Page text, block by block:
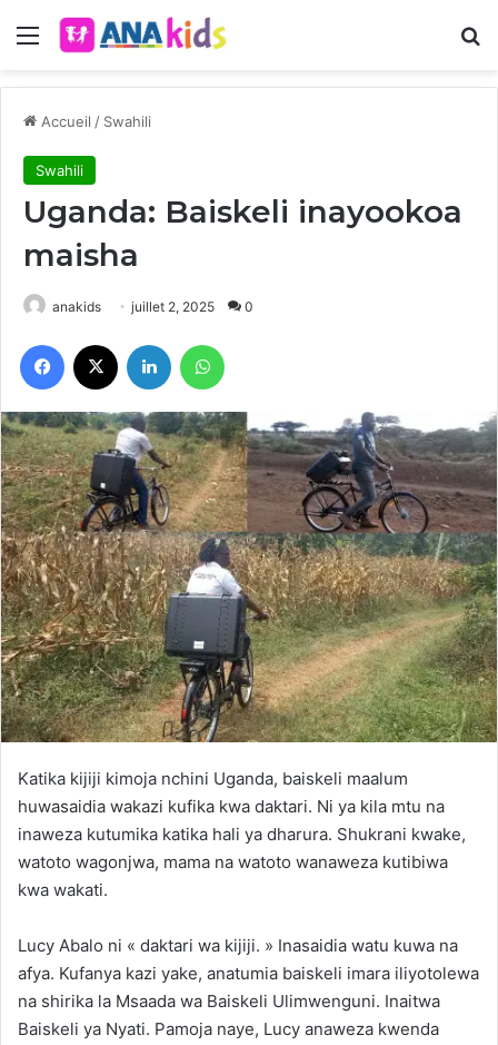
Menu
Accueil / Swahili
Swahili
Uganda: Baiskeli inayookoa
maisha
anakids juillet 2, 2025 0
Facebook Linkedin
Katika kijiji kimoja nchini Uganda, baiskeli maalum
huwasaidia wakazi kufika kwa daktari. Ni ya kila mtu na
inaweza kutumika katika hali ya dharura. Shukrani kwake,
watoto wagonjwa, mama na watoto wanaweza kutibiwa
kwa wakati.
Lucy Abalo ni « daktari wa kijiji. » Inasaidia watu kuwa na
afya. Kufanya kazi yake, anatumia baiskeli imara iliyotolewa
na shirika la Msaada wa Baiskeli Ulimwenguni. Inaitwa
Baiskeli ya Nyati. Pamoja naye, Lucy anaweza kwenda